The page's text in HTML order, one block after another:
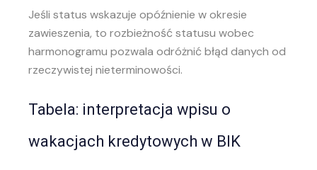
Jeśli status wskazuje opóźnienie w okresie
zawieszenia, to rozbieżność statusu wobec
harmonogramu pozwala odróżnić błąd danych od
rzeczywistej nieterminowości.
Tabela: interpretacja wpisu o
wakacjach kredytowych w BIK